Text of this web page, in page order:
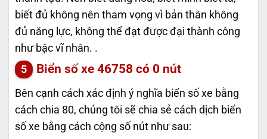
biết đủ không nên tham vọng vì bản thân không
đủ năng lực, không thể đạt được đại thành công
như bậc vĩ nhân. .
Biển số xe 46758 có 0 nút
Bên cạnh cách xác định ý nghĩa biển số xe bằng
cách chia 80, chúng tôi sẽ chia sẻ cách dịch biển
số xe bằng cách cộng số nút như sau: